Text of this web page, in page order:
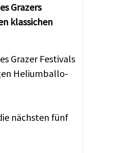
Grazers
klassichen
Gra­zer Fes­ti­vals
He­li­um­bal­lo­
nächs­ten fünf